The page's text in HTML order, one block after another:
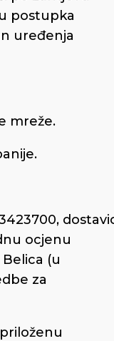
postupka
uređenja
mreže.
ocjenu
(u
za